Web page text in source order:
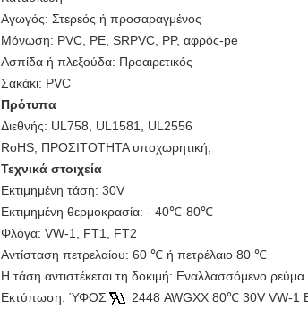
Αγωγός: Στερεός ή προσαραγμένος
Μόνωση: PVC, PE, SRPVC, PP, αφρός-pe
Ασπίδα ή πλεξούδα: Προαιρετικός
Σακάκι: PVC
Πρότυπα
Διεθνής: UL758, UL1581, UL2556
RoHS, ΠΡΟΣΙΤΟΤΗΤΑ υποχωρητική,
Τεχνικά στοιχεία
Εκτιμημένη τάση: 30V
Εκτιμημένη θερμοκρασία: - 40℃-80℃
Φλόγα: VW-1, FT1, FT2
Αντίσταση πετρελαίου: 60 ℃ ή πετρέλαιο 80 ℃
Η τάση αντιστέκεται τη δοκιμή: Εναλλασσόμενο
Εκτύπωση: ΎΦΟΣ
2448 AWGXX 80℃ 30V VW-1